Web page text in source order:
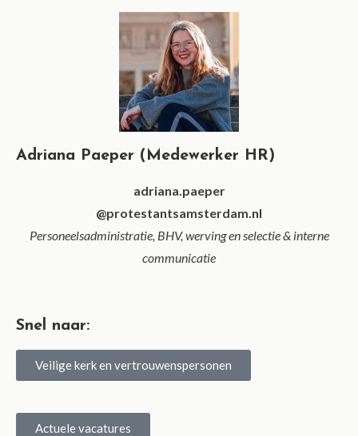
Adriana Paeper (Medewerker HR)
adriana.paeper
@protestantsamsterdam.nl
Personeelsadministratie, BHV, werving en selectie & interne
communicatie
Snel naar:
Veilige kerk en vertrouwenspersonen
Actuele vacatures